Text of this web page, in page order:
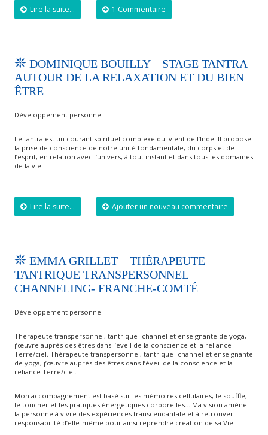
Lire la suite... 1 Commentaire
DOMINIQUE BOUILLY – STAGE TANTRA
AUTOUR DE LA RELAXATION ET DU BIEN
ÊTRE
Développement personnel
Le tantra est un courant spirituel complexe qui vient de l’Inde. Il propose
la prise de conscience de notre unité fondamentale, du corps et de
l’esprit, en relation avec l’univers, à tout instant et dans tous les domaines
de la vie.
Lire la suite... Ajouter un nouveau commentaire
EMMA GRILLET – THÉRAPEUTE
TANTRIQUE TRANSPERSONNEL
CHANNELING- FRANCHE-COMTÉ
Développement personnel
Thérapeute transpersonnel, tantrique- channel et enseignante de yoga,
j’œuvre auprès des êtres dans l’éveil de la conscience et la reliance
Terre/ciel. Thérapeute transpersonnel, tantrique- channel et enseignante
de yoga, j’œuvre auprès des êtres dans l’éveil de la conscience et la
reliance Terre/ciel.
Mon accompagnement est basé sur les mémoires cellulaires, le souffle,
le toucher et les pratiques énergétiques corporelles… Ma vision amène
la personne à vivre des expériences transcendantale et à retrouver
responsabilité d’elle-même pour ainsi reprendre création de sa Vie.